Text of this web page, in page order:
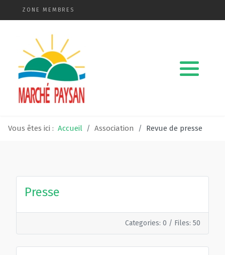
ZONE MEMBRES
Vous êtes ici : Accueil Association Revue de presse
Presse
Categories: 0 / Files: 50
Qui sommes-nous ?
La charte
Le comité
Le matériel membres
Revue de presse
Film de présentation